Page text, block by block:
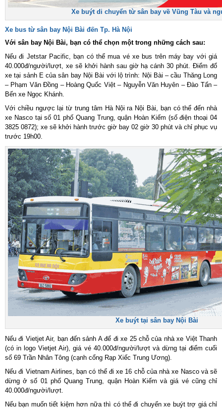
Xe buýt di chuyển từ sân bay về Vũng Tàu và
Xe bus từ sân bay Nội Bài đến Tp. Hà Nội
Với sân bay Nội Bài, bạn có thể chọn một trong những cách sau:
Nếu đi Jetstar Pacific, bạn có thể mua vé xe bus trên máy bay với giá
40.000đ/người/lượt, xe sẽ khởi hành sau giờ hạ cánh 30 phút. Điểm đổ
xe tại sảnh E của sân bay Nội Bài với lộ trình: Nội Bài – cầu Thăng Long
– Phạm Văn Đồng – Hoàng Quốc Việt – Nguyễn Văn Huyên – Đào Tấn –
Bến xe Ngọc Khánh.
Với chiều ngược lại từ trung tâm Hà Nội ra Nội Bài, bạn có thể đến nhà
xe Nasco tại số 01 phố Quang Trung, quận Hoàn Kiếm (số điện thoại 04
3825 0872); xe sẽ khởi hành trước giờ bay 02 giờ 30 phút và chỉ phục vụ
trước 19h00.
Xe buýt tại sân bay Nội Bài
Nếu đi Vietjet Air, bạn đến sảnh A để đi xe 25 chỗ của nhà xe Việt Thanh
(có in logo Vietjet Air), giá vé 40.000đ/người/lượt và dừng tại điểm cuối
số 69 Trần Nhân Tông (cạnh cổng Rạp Xiếc Trung Ương).
Nếu đi Vietnam Airlines, bạn có thể đi xe 16 chỗ của nhà xe Nasco và sẽ
dừng ở số 01 phố Quang Trung, quận Hoàn Kiếm và giá vé cũng chỉ
40.000đ/người/lượt.
Nếu bạn muốn tiết kiệm hơn nữa thì có thể đi chuyến xe buýt trợ giá chỉ